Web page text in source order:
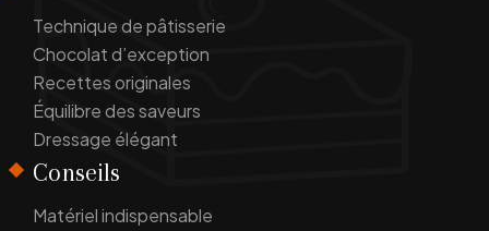
Technique de pâtisserie
Chocolat d’exception
Recettes originales
Équilibre des saveurs
Dressage élégant
Conseils
Matériel indispensable